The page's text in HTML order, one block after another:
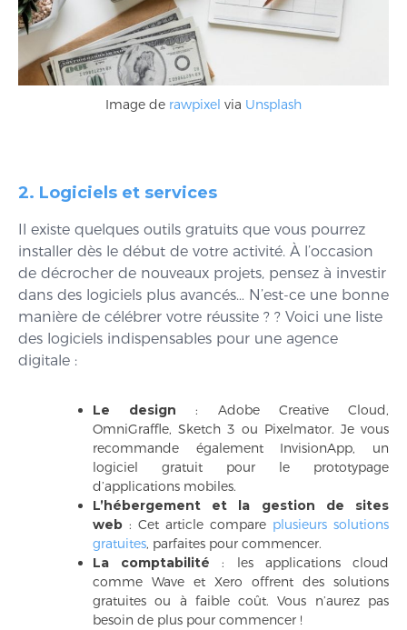
Image de rawpixel via Unsplash
2. Logiciels et services
Il existe quelques outils gratuits que vous pourrez
installer dès le début de votre activité. À l’occasion
de décrocher de nouveaux projets, pensez à investir
dans des logiciels plus avancés… N’est-ce une bonne
manière de célébrer votre réussite ? ? Voici une liste
des logiciels indispensables pour une agence
digitale :
Le design : Adobe Creative Cloud,
OmniGraffle, Sketch 3 ou Pixelmator. Je vous
recommande également InvisionApp, un
logiciel gratuit pour le prototypage
d’applications mobiles.
L’hébergement et la gestion de sites
web : Cet article compare plusieurs solutions
gratuites, parfaites pour commencer.
La comptabilité : les applications cloud
comme Wave et Xero offrent des solutions
gratuites ou à faible coût. Vous n’aurez pas
besoin de plus pour commencer !